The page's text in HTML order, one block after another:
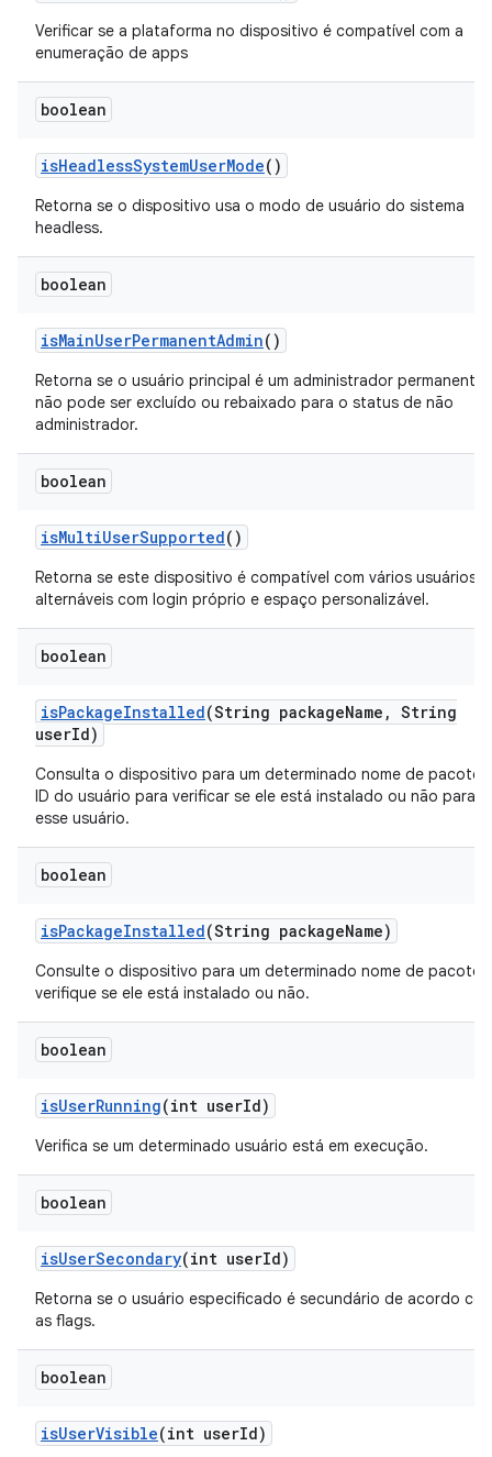
Verificar se a plataforma no dispositivo é compatível com a
enumeração de apps
boolean
isHeadlessSystemUserMode()
Retorna se o dispositivo usa o modo de usuário do sistema
headless.
boolean
isMainUserPermanentAdmin()
Retorna se o usuário principal é um administrador permanente
não pode ser excluído ou rebaixado para o status de não
administrador.
boolean
isMultiUserSupported()
Retorna se este dispositivo é compatível com vários usuários
alternáveis com login próprio e espaço personalizável.
boolean
isPackageInstalled(String packageName , String
userId)
Consulta o dispositivo para um determinado nome de pacote
ID do usuário para verificar se ele está instalado ou não para
esse usuário.
boolean
isPackageInstalled(String packageName)
Consulte o dispositivo para um determinado nome de pacote
verifique se ele está instalado ou não.
boolean
isUserRunning(int userId)
Verifica se um determinado usuário está em execução.
boolean
isUserSecondary(int userId)
Retorna se o usuário especificado é secundário de acordo
as flags.
boolean
isUserVisible(int userId)